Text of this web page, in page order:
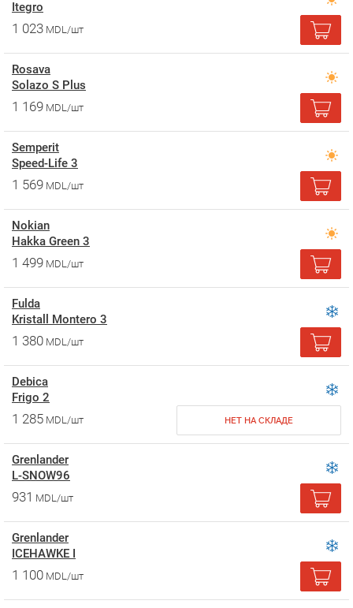
Itegro
1 023 MDL/шт
Rosava
Solazo S Plus
1 169 MDL/шт
Semperit
Speed-Life 3
1 569 MDL/шт
Nokian
Hakka Green 3
1 499 MDL/шт
Fulda
Kristall Montero 3
1 380 MDL/шт
Debica
Frigo 2
1 285 MDL/шт НЕТ НА СКЛАДЕ
Grenlander
L-SNOW96
931 MDL/шт
Grenlander
ICEHAWKE I
1 100 MDL/шт